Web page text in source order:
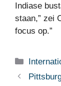
Indiase
staan,” zei
focus op.”